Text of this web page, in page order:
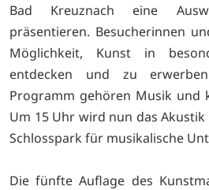
Bad Kreuznach eine
präsentieren. Besucherinnen
Möglichkeit, Kunst in
entdecken und zu
Programm gehören Musik und
Um 15 Uhr wird nun das Akustik
Schlosspark für musikalische
Die fünfte Auflage des